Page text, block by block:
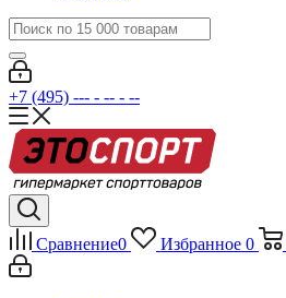
+7 (495) --- - -- - --
Сравнение0 Избранное 0